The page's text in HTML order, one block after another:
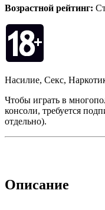
Возрастной рейтинг:
Насилие, Секс,
Чтобы играть в
консоли, требуется
отдельно).
Описание